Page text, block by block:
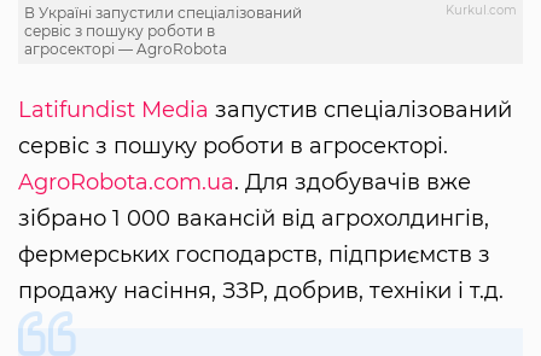
Kurkul.com
В Україні запустили спеціалізований
сервіс з пошуку роботи в
агросекторі — AgroRobota
Latifundist Media запустив спеціалізований
сервіс з пошуку роботи в агросекторі.
AgroRobota.com.ua. Для здобувачів вже
зібрано 1 000 вакансій від агрохолдингів,
фермерських господарств, підприємств з
продажу насіння, ЗЗР, добрив, техніки і т.д.